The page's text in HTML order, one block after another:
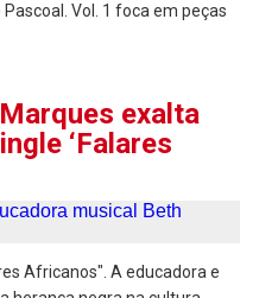
Vol. 1 foca em peças
exalta
‘Falares
Africanos". A educadora e